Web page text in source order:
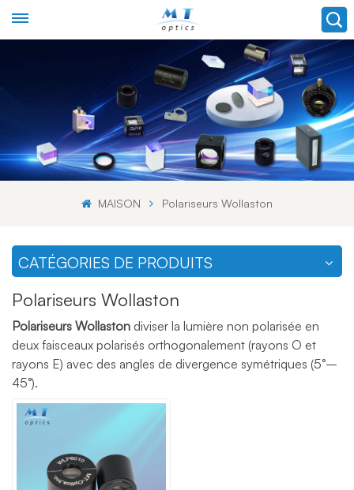
MAISON Polariseurs Wollaston
CATÉGORIES DE PRODUITS
Polariseurs Wollaston
Polariseurs Wollaston diviser la lumière non polarisée en
deux faisceaux polarisés orthogonalement (rayons O et
rayons E) avec des angles de divergence symétriques (5°–
45°).